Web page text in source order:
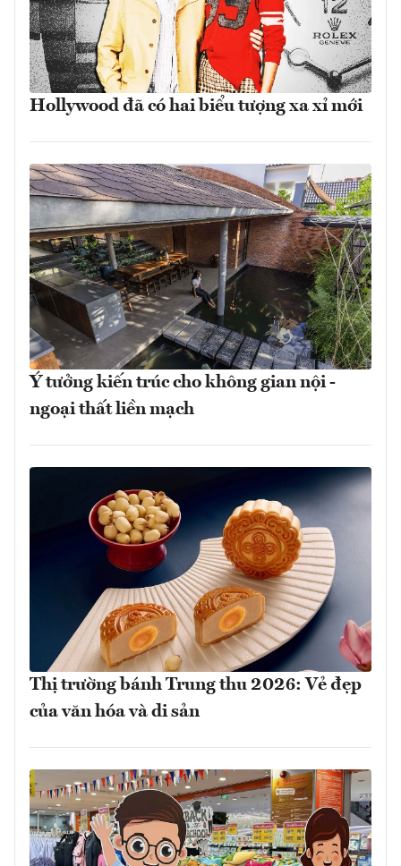
Hollywood đã có hai biểu tượng xa xỉ mới
Ý tưởng kiến trúc cho không gian nội -
ngoại thất liền mạch
Thị trường bánh Trung thu 2026: Vẻ đẹp
của văn hóa và di sản